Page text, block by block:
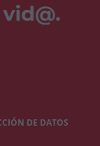
DE DATOS